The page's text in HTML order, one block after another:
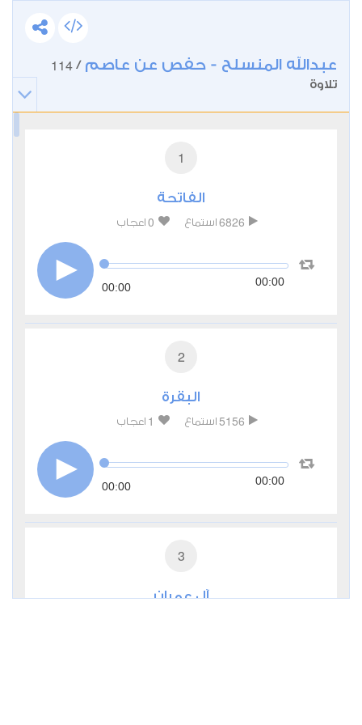
عبدالله المنسلح - حفص عن عاصم /
114
تلاوة
1
الفاتحة
6826 استماع 0 اعجاب
00:00 00:00
2
البقرة
5156 استماع 1 اعجاب
00:00 00:00
3
آل عمران